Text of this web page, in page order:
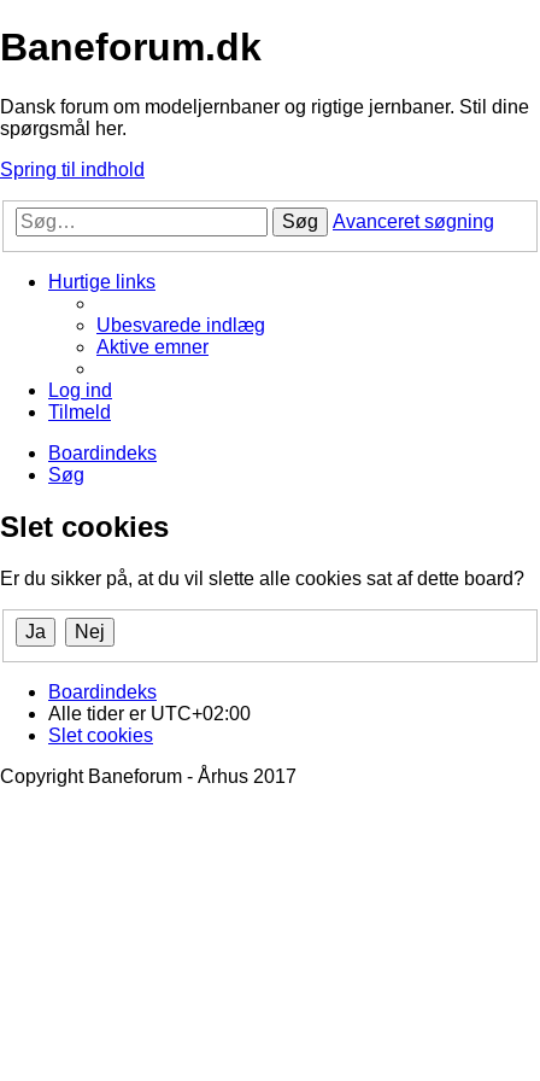
Baneforum.dk
Dansk forum om modeljernbaner og rigtige jernbaner. Stil dine
spørgsmål her.
Spring til indhold
Søg Avanceret søgning
Hurtige links
Ubesvarede indlæg
Aktive emner
Log ind
Tilmeld
Boardindeks
Søg
Slet cookies
Er du sikker på, at du vil slette alle cookies sat af dette board?
Boardindeks
Alle tider er UTC+02:00
Slet cookies
Copyright Baneforum - Århus 2017